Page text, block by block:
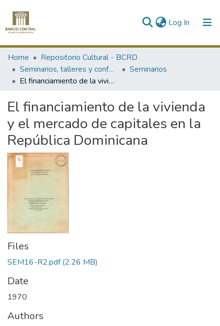
Log In (current)
Communities & Collections
All of DSpace
Home
Repositorio Cultural - BCRD
Seminarios, talleres y conferencias
Seminarios
El financiamiento de la vivienda y el mercado de capitales en la República Dominicana
El financiamiento de la vivienda
y el mercado de capitales en la
República Dominicana
Files
SEM16-R2.pdf(2.26 MB)
Date
1970
Authors